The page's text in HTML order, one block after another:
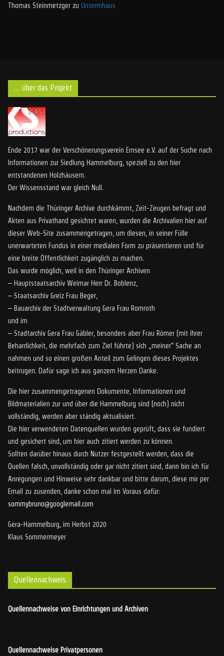
Thomas Steinmetzger zu Untermhaus
… über das Projekt
Ende 2017 war der Verschönerungsverein Ernsee e.V. auf der Suche nach
Informationen zur Siedlung Hammelburg, speziell zu den hier
entstandenen Holzhäusern.
Der Wissensstand war gleich Null.
Nachdem die Thüringer Archive durchkämmt, Zeit-Zeugen befragt und
Akten aus Privathand gesichtet waren, wurden die Archivalien hier auf
dieser Web-Site zusammengetragen, um diesen, in seiner Fülle
unerwarteten Fundus in einer medialen Form zu präsentieren und für
eine breite Öffentlichkeit zugänglich zu machen.
Das wurde möglich, weil in den Thüringer Archiven
– Hauptstaatsarchiv Weimar Herr Dr. Boblenz,
– Staatsarchiv Greiz Frau Beger,
– Bauarchiv der Stadtverwaltung Gera Frau Romroth
und im
– Stadtarchiv Gera Frau Gäbler, besonders aber Frau Römer (mit ihrer
Beharrlichkeit, die mehrfach zum Ziel führte) sich „meiner“ Sache an
nahmen und so einen großen Anteil zum Gelingen dieses Projektes
beitrugen. Dafür sage ich aus ganzem Herzen Danke.
Die hier zusammengetragenen Dokumente, Informationen und
Bildmaterialien zur und über die Hammelburg sind (noch) nicht
vollständig, werden aber ständig aktualisiert.
Die hier verwendeten Datenquellen wurden geprüft, dass sie fundiert
und gesichert sind, um hier auch zitiert werden zu können.
Sollten darüber hinaus durch Nutzer festgestellt werden, dass die
Quellen falsch, unvollständig oder gar nicht zitiert sind, dann bin ich für
Anregungen und Hinweise sehr dankbar und bitte darum, diese mir per
Email zu zusenden, danke schon mal im Voraus dafür:
sommybruno@googlemail.com
Gera-Hammelburg, im Herbst 2020
Klaus Sommermeyer
Quellennachweis
Quellennachweise von Einrichtungen und Archiven
Quellennachweise Privatpersonen